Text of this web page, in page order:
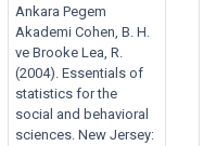
Ankara Pegem
Akademi Cohen, B. H.
ve Brooke Lea, R.
(2004). Essentials of
statistics for the
social and behavioral
sciences. New Jersey: